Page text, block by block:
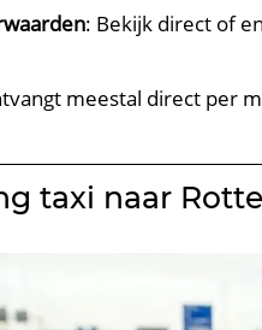
: Bekijk direct of
meestal direct per
taxi naar